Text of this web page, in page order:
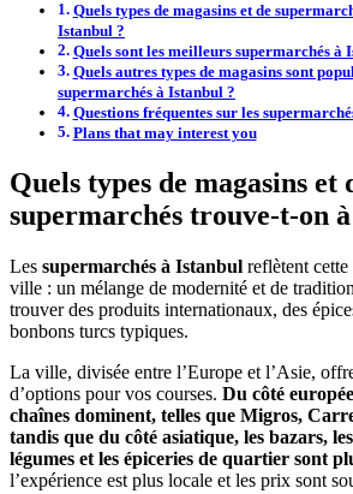
Quels types de magasins et de
Istanbul ?
Quels sont les meilleurs supermarchés à
Quels autres types de magasins sont
supermarchés à Istanbul ?
Questions fréquentes sur les
Plans that may interest you
Quels types de magasins et
supermarchés trouve-t-on
Les supermarchés à Istanbul reflètent
ville : un mélange de modernité et de
trouver des produits internationaux, des
bonbons turcs typiques.
La ville, divisée entre l’Europe et l’Asie,
d’options pour vos courses. Du côté
chaînes dominent, telles que Migros,
tandis que du côté asiatique, les bazars,
légumes et les épiceries de quartier sont
l’expérience est plus locale et les prix sont